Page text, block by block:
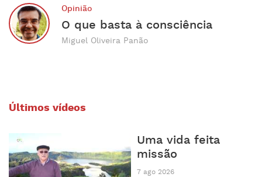
Opinião
O que basta à consciência
Miguel Oliveira Panão
Últimos vídeos
Uma vida feita
missão
7 ago 2026